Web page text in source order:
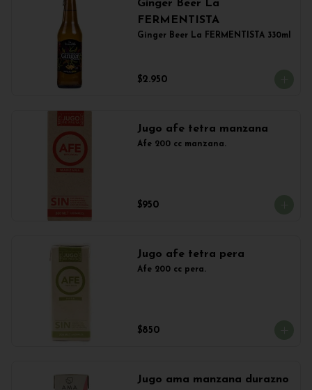
Ginger Beer La
FERMENTISTA
Ginger Beer La FERMENTISTA 330ml
$2.950
Jugo afe tetra manzana
Afe 200 cc manzana.
$950
Jugo afe tetra pera
Afe 200 cc pera.
$850
Jugo ama manzana durazno